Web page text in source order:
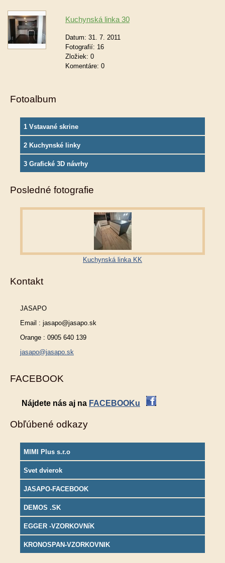
Kuchynská linka 30
Datum: 31. 7. 2011
Fotografií: 16
Zložiek: 0
Komentáre: 0
Fotoalbum
1 Vstavané skrine
2 Kuchynské linky
3 Grafické 3D návrhy
Posledné fotografie
Kuchynská linka KK
Kontakt
JASAPO
Email : jasapo@jasapo.sk
Orange : 0905 640 139
jasapo@jasapo.sk
FACEBOOK
Nájdete nás aj na FACEBOOKu
Obľúbené odkazy
MIMI Plus s.r.o
Svet dvierok
JASAPO-FACEBOOK
DEMOS .SK
EGGER -VZORKOVNíK
KRONOSPAN-VZORKOVNIK